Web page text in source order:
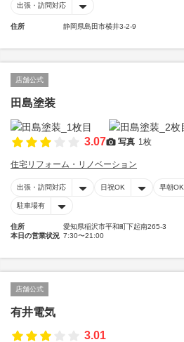
出張・訪問対応
住所 静岡県島田市横井3-2-9
店舗公式
田島塗装
3.07 写真 1枚
住宅リフォーム・リノベーション
出張・訪問対応 日祝OK 早朝OK
駐車場有
住所
愛知県稲沢市平和町下起南265-3
本日の営業状況 7:30〜21:00
店舗公式
有井電気
3.01